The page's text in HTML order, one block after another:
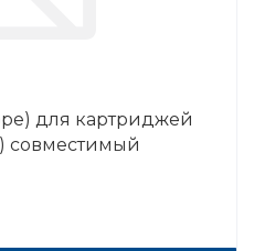
для картриджей
совместимый